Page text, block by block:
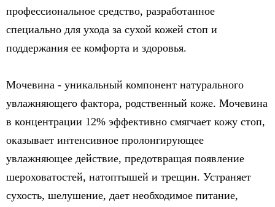
профессиональное средство, разработанное
специально для ухода за сухой кожей стоп и
поддержания ее комфорта и здоровья.
Мочевина - уникальный компонент натурального
увлажняющего фактора, родственный коже. Мочевина
в концентрации 12% эффективно смягчает кожу стоп,
оказывает интенсивное пролонгирующее
увлажняющее действие, предотвращая появление
шероховатостей, натоптышей и трещин. Устраняет
сухость, шелушение, дает необходимое питание,